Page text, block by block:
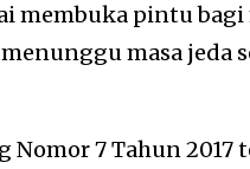
membuka pintu
masa jeda
7 Tahun 2017